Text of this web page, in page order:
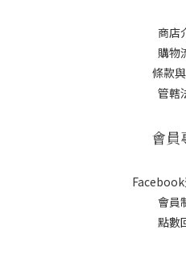
商店
購物
條款
管轄
會員
會員
點數